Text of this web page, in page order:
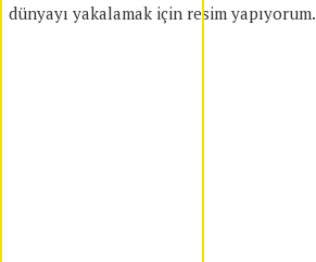
dünyayı yakalamak için resim yapıyorum.